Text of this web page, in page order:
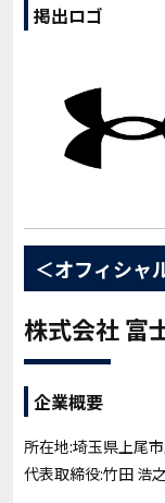
掲出ロゴ
＜オフィシャ
株式会社 富
企業概要
所在地:埼玉県上尾
代表取締役:竹田 浩之